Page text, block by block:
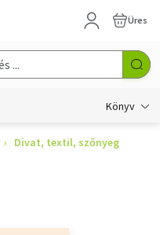
Üres
Könyv
Divat, textil, szőnyeg